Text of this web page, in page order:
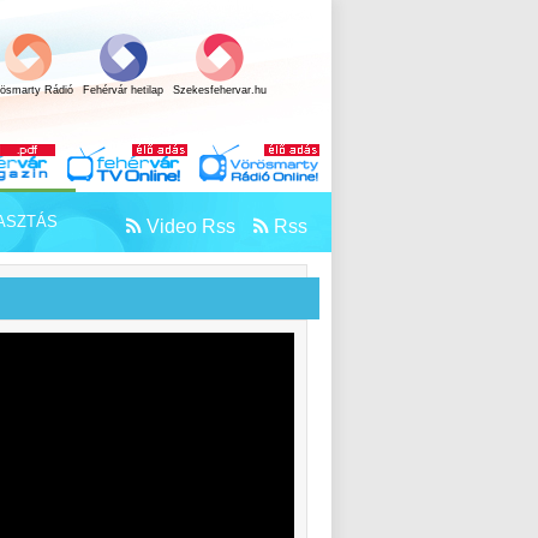
Rádió Fehérvár hetilap Szekesfehervar.hu
Rss
Video Rss